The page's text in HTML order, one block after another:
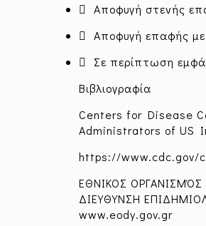
 Αποφυγή στενής
 Αποφυγή επαφής
 Σε περίπτωση
Βιβλιογραφία
Centers for Disease
Administrators of US
https://www.cdc.gov/
ΕΘΝΙΚΟΣ ΟΡΓΑΝΙΣΜΌΣ
ΔΙΕΥΘΥΝΣΗ
www.eody.gov.gr